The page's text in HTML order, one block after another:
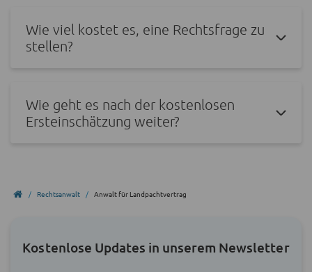
Wie viel kostet es, eine Rechtsfrage zu
stellen?
Wie geht es nach der kostenlosen
Ersteinschätzung weiter?
Rechtsanwalt Anwalt für Landpachtvertrag
Kostenlose Updates in unserem Newsletter